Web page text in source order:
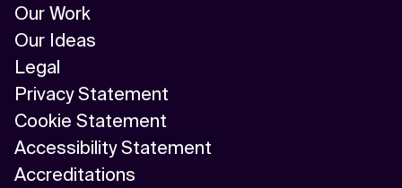
Our Work
Our Ideas
Legal
Privacy Statement
Cookie Statement
Accessibility Statement
Accreditations